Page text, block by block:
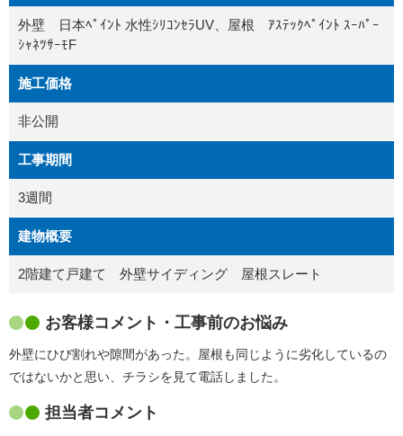
外壁 日本ﾍﾟｲﾝﾄ 水性ｼﾘｺﾝｾﾗUV、屋根 ｱｽﾃｯｸﾍﾟｲﾝﾄ ｽｰﾊﾟｰ
ｼｬﾈﾂｻｰﾓF
施工価格
非公開
工事期間
3週間
建物概要
2階建て戸建て 外壁サイディング 屋根スレート
お客様コメント・工事前のお悩み
外壁にひび割れや隙間があった。屋根も同じように劣化しているの
ではないかと思い、チラシを見て電話しました。
担当者コメント